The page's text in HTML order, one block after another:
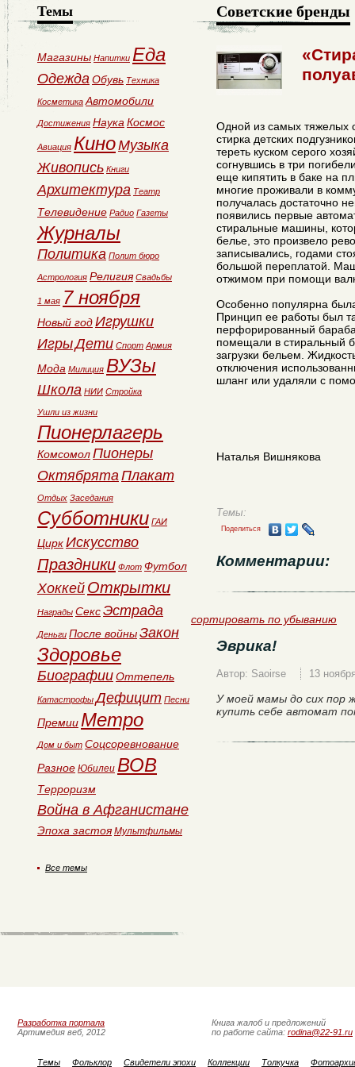
Советские бренды
Одной из самых тяжелых
стирка детских
тереть куском серого
согнувшись в три
еще кипятить в баке на
многие проживали в
получалась достаточно
появились первые
стиральные машины,
белье, это произвело
записывались, годами
большой переплатой.
отжимом при помощи
Особенно популярна
Принцип ее работы был
перфорированный
помещали в стиральный
загрузки бельем.
отключения
шланг или удаляли с
Наталья Вишнякова
Темы:
Поделиться
Комментарии:
сортировать по убыванию
Эврика!
Автор: Saoirse 13
У моей мамы до сих пор
купить себе автомат
Темы
Магазины Напитки Еда
ОдеждаОбувь Техника
Косметика Автомобили
Достижения Наука Космос
Авиация КиноМузыка
Живопись Книги
Архитектура Театр
Телевидение Радио Газеты
Журналы
Политика Полит бюро
Астрология Религия Свадьбы
1 мая 7 ноября
Новый годИгрушки
ИгрыДети Спорт Армия
Мода Милиция ВУЗы
Школа НИИ Стройка
Ушли из жизни
Пионерлагерь
КомсомолПионеры
ОктябрятаПлакат
Отдых Заседания
Субботники ГАИ
ЦиркИскусство
Праздники Флот Футбол
Хоккей Открытки
Награды СексЭстрада
Деньги После войныЗакон
Здоровье
БиографииОттепель
Катастрофы Дефицит Песни
Премии Метро
Дом и быт Соцсоревнование
Разное Юбилеи ВОВ
Терроризм
Война в Афганистане
Эпоха застоя Мультфильмы
Все темы
Разработка портала
Артимедия веб, 2012
Книга жалоб и предложений
по работе сайта: rodina@22-91.ru
Темы Фольклор Свидетели эпохи Коллекции Толкучка